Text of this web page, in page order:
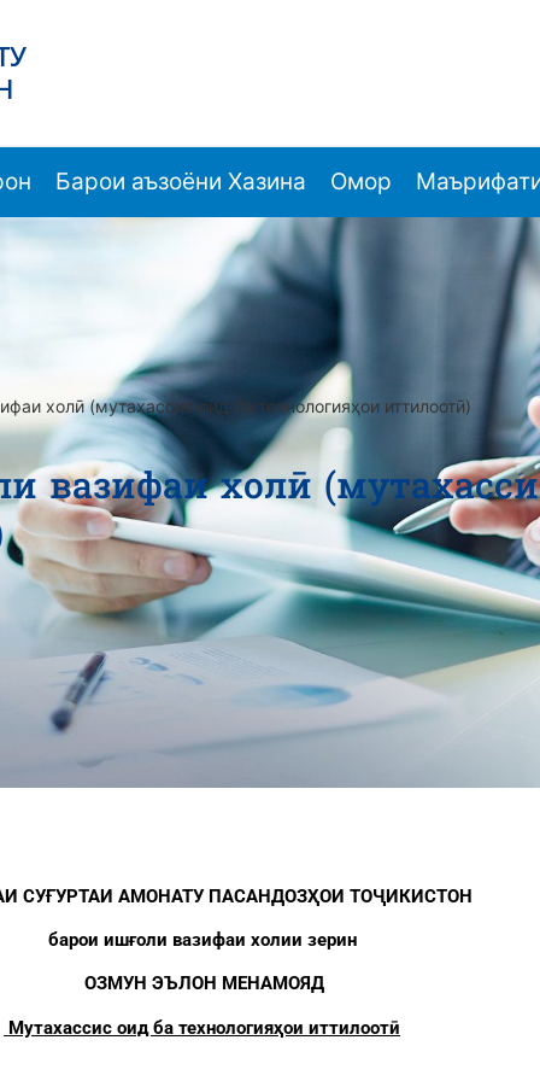
Барои аъзоёни Хазина Омор
холӣ (мутахассис оид ба технологияҳои иттилоотӣ)
вазифаи холӣ
СУҒУРТАИ АМОНАТУ ПАСАНДОЗҲОИ ТОҶИКИСТОН
барои ишғоли вазифаи холии зерин
ОЗМУН ЭЪЛОН МЕНАМОЯД
Мутахассис оид ба технологияҳои иттилоотӣ